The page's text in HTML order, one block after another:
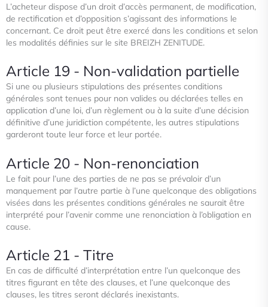
L’acheteur dispose d’un droit d’accès permanent, de modification,
de rectification et d’opposition s’agissant des informations le
concernant. Ce droit peut être exercé dans les conditions et selon
les modalités définies sur le site BREIZH ZENITUDE.
Article 19 - Non-validation partielle
Si une ou plusieurs stipulations des présentes conditions
générales sont tenues pour non valides ou déclarées telles en
application d’une loi, d’un règlement ou à la suite d’une décision
définitive d’une juridiction compétente, les autres stipulations
garderont toute leur force et leur portée.
Article 20 - Non-renonciation
Le fait pour l’une des parties de ne pas se prévaloir d’un
manquement par l’autre partie à l’une quelconque des obligations
visées dans les présentes conditions générales ne saurait être
interprété pour l’avenir comme une renonciation à l’obligation en
cause.
Article 21 - Titre
En cas de difficulté d’interprétation entre l’un quelconque des
titres figurant en tête des clauses, et l’une quelconque des
clauses, les titres seront déclarés inexistants.